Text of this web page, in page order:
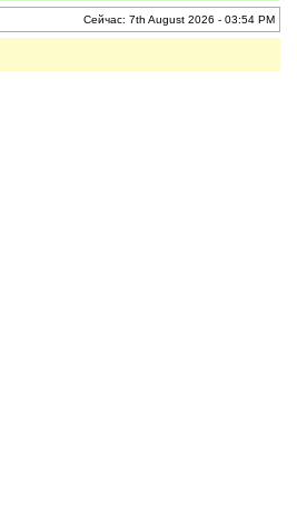
Сейчас: 7th August 2026 - 03:54 PM